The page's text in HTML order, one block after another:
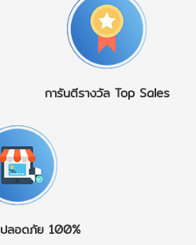
ใหญ่ของ สุเหร่าโซเฟีย
(Hagia Sophia), มัสยิดบลู
มอสก์, พระราชวังทอปกาปี
และล่องเรือช่องแคบบอสฟ
อรัส สัมผัสเสน่ห์เมืองเก่าที่มี
ชีวิตชีวาไม่เคยหลับใหล คัป
(Cappadocia)ไฮไลท์ระดับ
โลกกับการ ขึ้นบอลลูนลม
ร้อนยามเช้า ชมภูมิประเทศ
หินรูปร่างแปลกตา (Fairy
นักท่องเที่ยวทั่วโลกใฝ่ฝัน ปา
การันตีรางวัล Top Sales
ปลอดภัย 100%